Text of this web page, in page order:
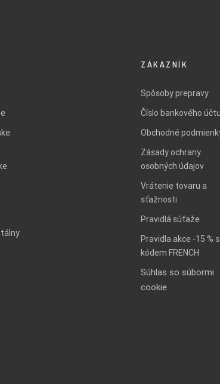
ZÁKAZNÍK
Spôsoby prepravy
Číslo bankového účtu
Obchodné
Zásady ochrany
osobných údajov
Vrátenie tovaru a
sťažnosti
Pravidlá súťaže
Pravidla akce -15 % s
kódem FRENCH
Súhlas so súbormi
cookie